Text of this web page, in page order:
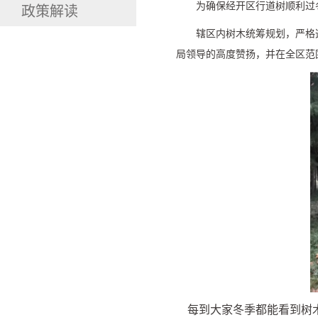
政策解读 为确保经开区行道树顺利
辖区内树木统筹规划，严格
局领导的高度赞扬，并在全区
每到大家冬季都能看到树